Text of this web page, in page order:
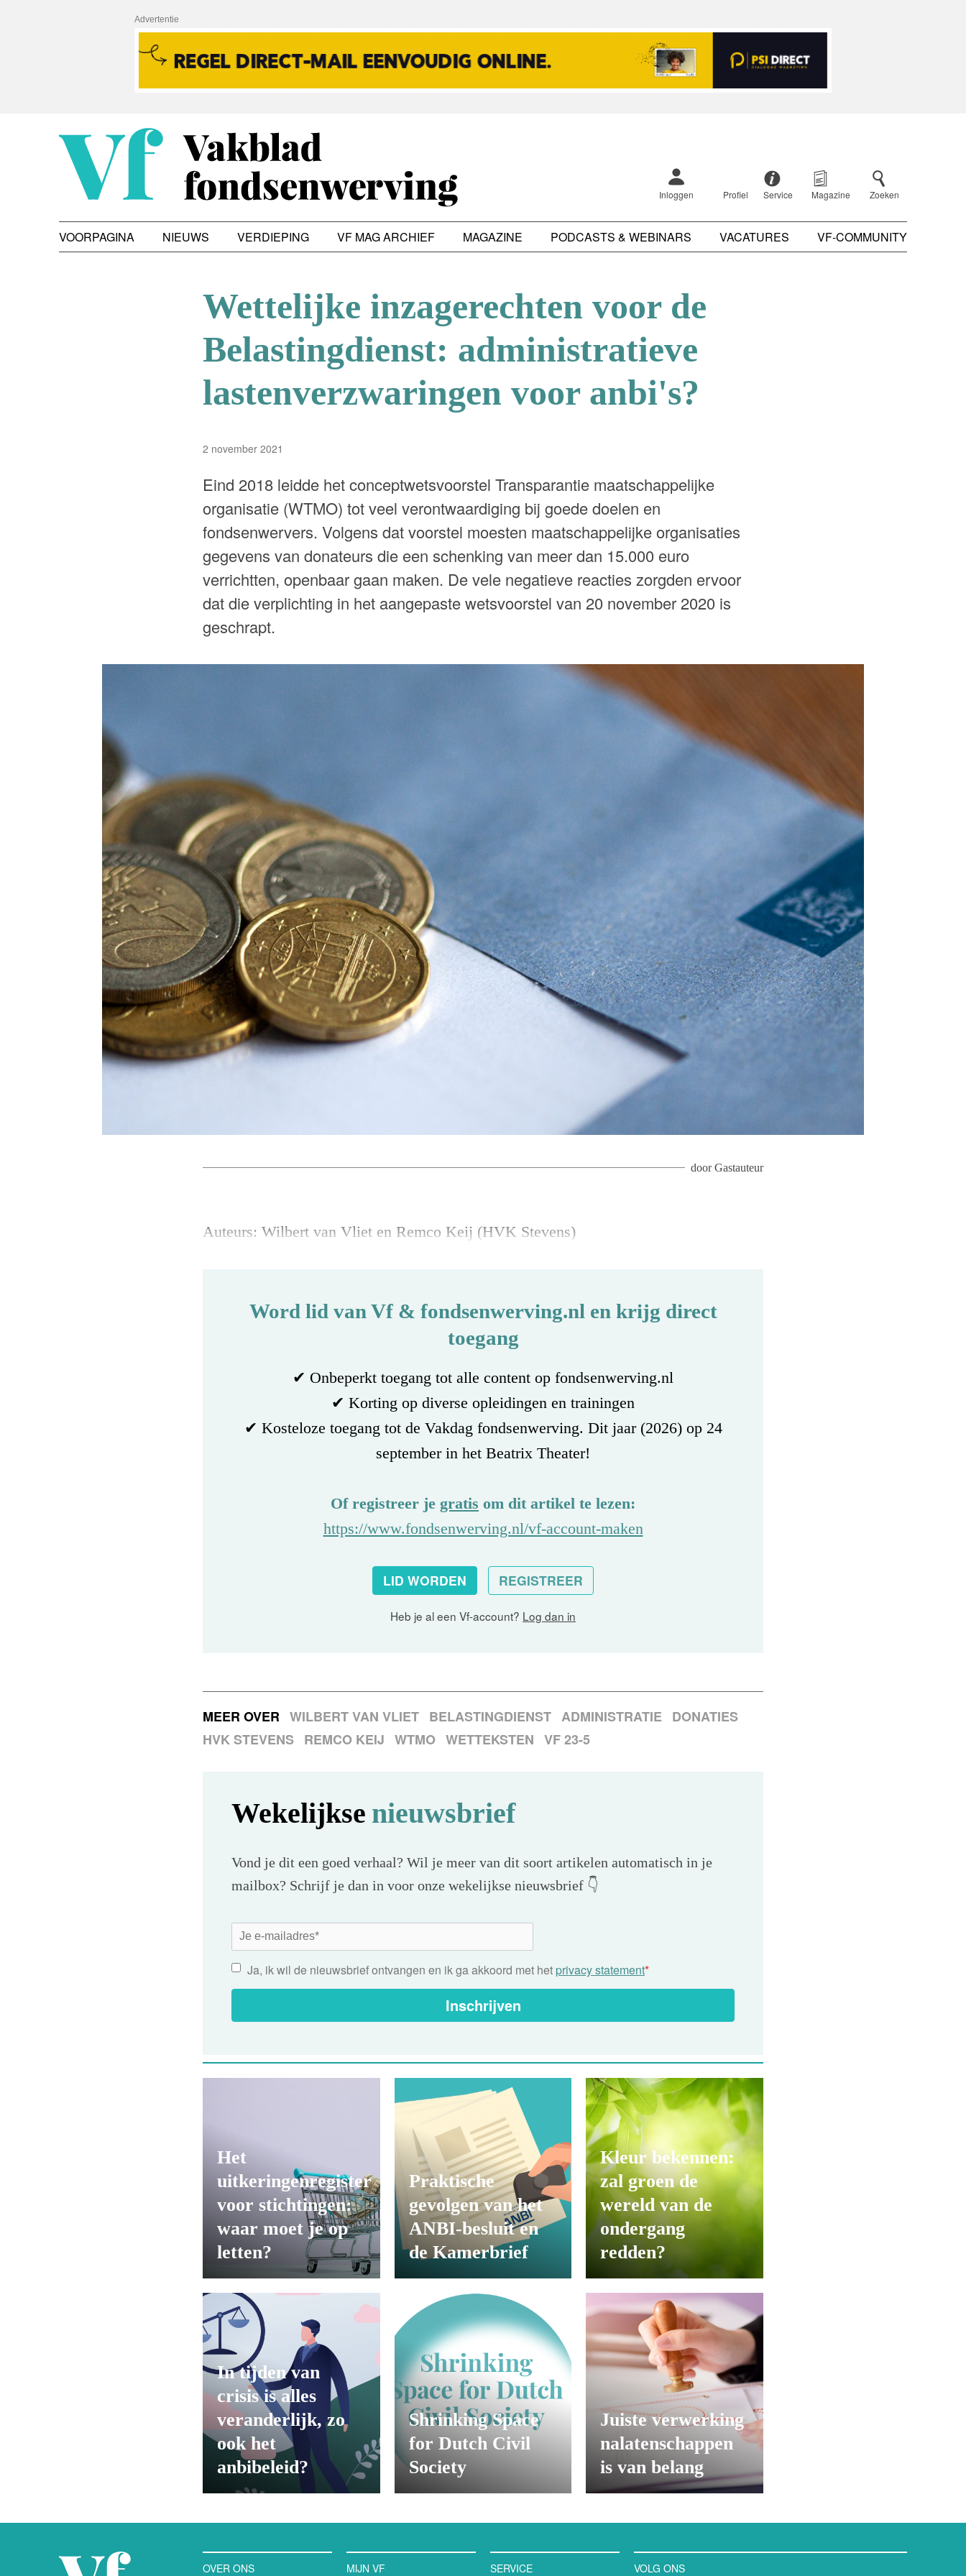
Advertentie
Inloggen Profiel Service Magazine Zoeken
VOORPAGINA NIEUWS VERDIEPING VF MAG ARCHIEF MAGAZINE PODCASTS & WEBINARS VACATURES VF-COMMUNITY
Wettelijke inzagerechten voor de
Belastingdienst: administratieve
lastenverzwaringen voor anbi's?
2 november 2021
Eind 2018 leidde het conceptwetsvoorstel Transparantie maatschappelijke
organisatie (WTMO) tot veel verontwaardiging bij goede doelen en
fondsenwervers. Volgens dat voorstel moesten maatschappelijke organisaties
gegevens van donateurs die een schenking van meer dan 15.000 euro
verrichtten, openbaar gaan maken. De vele negatieve reacties zorgden ervoor
dat die verplichting in het aangepaste wetsvoorstel van 20 november 2020 is
geschrapt.
doorGastauteur
Auteurs: Wilbert van Vliet en Remco Keij (HVK Stevens)
Word lid van Vf & fondsenwerving.nl en krijg direct
toegang
✔ Onbeperkt toegang tot alle content op fondsenwerving.nl
✔ Korting op diverse opleidingen en trainingen
✔ Kosteloze toegang tot de Vakdag fondsenwerving. Dit jaar (2026) op 24
september in het Beatrix Theater!
Of registreer je gratis om dit artikel te lezen:
https://www.fondsenwerving.nl/vf-account-maken
LID WORDEN REGISTREER
Heb je al een Vf-account? Log dan in
MEER OVER WILBERT VAN VLIET BELASTINGDIENST ADMINISTRATIE DONATIES
HVK STEVENS REMCO KEIJ WTMO WETTEKSTEN VF 23-5
Wekelijkse nieuwsbrief
Vond je dit een goed verhaal? Wil je meer van dit soort artikelen automatisch in je
mailbox? Schrijf je dan in voor onze wekelijkse nieuwsbrief 👇
Ja, ik wil de nieuwsbrief ontvangen en ik ga akkoord met het privacy statement*
Inschrijven
Het
uitkeringenregister
voor stichtingen:
waar moet je op
letten?
Praktische
gevolgen van het
ANBI-besluit en
de Kamerbrief
Kleur bekennen:
zal groen de
wereld van de
ondergang
redden?
In tijden van
crisis is alles
veranderlijk, zo
ook het
anbibeleid?
Shrinking Space
for Dutch Civil
Society
Juiste verwerking
nalatenschappen
is van belang
OVER ONS MIJN VF SERVICE VOLG ONS